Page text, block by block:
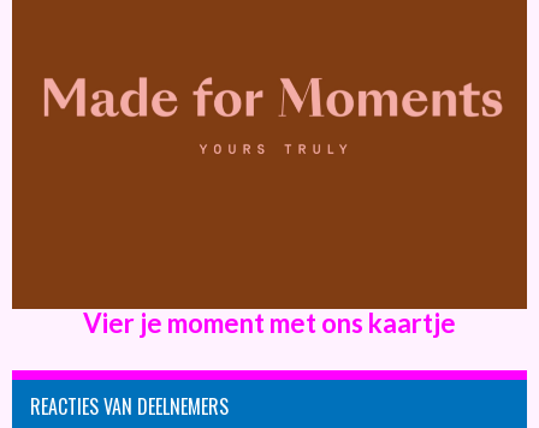
Vier je moment met ons kaartje
REACTIES VAN DEELNEMERS